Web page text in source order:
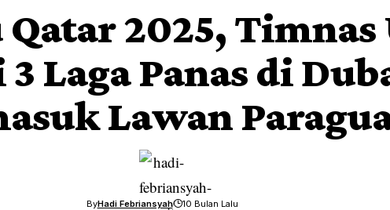
2025, Timnas
3 Laga Panas di
Lawan
ByHadi Febriansyah 10 Bulan Lalu